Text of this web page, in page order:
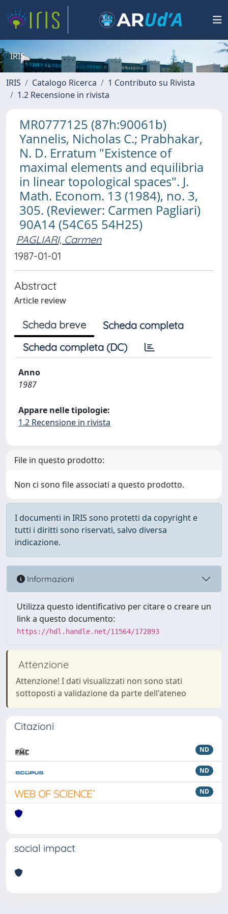
IRIS
IRIS Catalogo Ricerca
1 Contributo su Rivista
1.2 Recensione in rivista
MR0777125 (87h:90061b)
Yannelis, Nicholas C.; Prabhakar,
N. D. Erratum "Existence of
maximal elements and equilibria
in linear topological spaces". J.
Math. Econom. 13 (1984), no. 3,
305. (Reviewer: Carmen Pagliari)
90A14 (54C65 54H25)
PAGLIARI, Carmen
1987-01-01
Abstract
Article review
Scheda breve
Scheda completa
Scheda completa (DC)
Anno
1987
Appare nelle tipologie:
1.2 Recensione in rivista
File in questo prodotto:
Non ci sono file associati a questo prodotto.
I documenti in IRIS sono protetti da copyright e
tutti i diritti sono riservati, salvo diversa
indicazione.
Informazioni
Utilizza questo identificativo per citare o creare un
link a questo documento:
https://hdl.handle.net/11564/172893
Attenzione
Attenzione! I dati visualizzati non sono stati
sottoposti a validazione da parte dell'ateneo
Citazioni
ND
ND
ND
social impact